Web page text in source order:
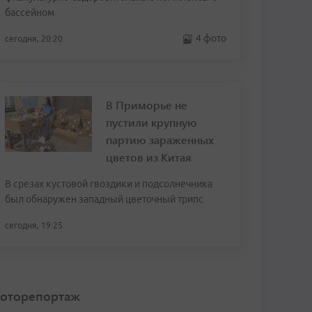
бассейном
сегодня, 20:20 4 фото
В Приморье не
пустили крупную
партию зараженных
цветов из Китая
В срезах кустовой гвоздики и подсолнечника
был обнаружен западный цветочный трипс
сегодня, 19:25